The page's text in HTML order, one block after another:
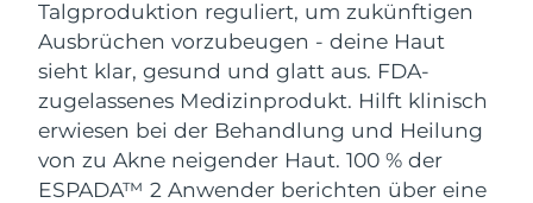
Talgproduktion reguliert, um zukünftigen
Ausbrüchen vorzubeugen - deine Haut
sieht klar, gesund und glatt aus. FDA-
zugelassenes Medizinprodukt. Hilft klinisch
erwiesen bei der Behandlung und Heilung
von zu Akne neigender Haut. 100 % der
ESPADA™ 2 Anwender berichten über eine
Massage, LED heating
LUNA™ 4 Men
For men, anti-aging massage
Microcurrent toning on-the-go
BEAR™ 2 eyes & lips
Microcurrent line smoothing device
Deep facial hydration
UFO™ 3 LED
Near-infrared and red light therapy
device
Hybrid silicone sonic toothbrush
issa™ 4 plus
Smart hybrid silicone sonic toothbrush
FAQ™ ANTI-AGING-BEHANDLUNG
Anti-aging LED-Behandlungen
NEW
Brunei Darussalam Erwartete Lieferung8/16/26
Bulgarien Erwartete Lieferung8/11/26
Kanada Erwartete Lieferung 8/15/26